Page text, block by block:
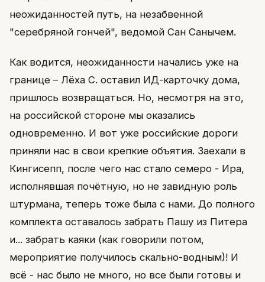
неожиданностей путь, на незабвенной
"серебряной гончей", ведомой Сан Санычем.
Как водится, неожиданности начались уже на
границе – Лёха С. оставил ИД-карточку дома,
пришлось возвращаться. Но, несмотря на это,
на российской стороне мы оказались
одновременно. И вот уже российские дороги
приняли нас в свои крепкие объятия. Заехали в
Кингисепп, после чего нас стало семеро - Ира,
исполнявшая почётную, но не завидную роль
штурмана, теперь тоже была с нами. До полного
комплекта оставалось забрать Пашу из Питера
и... забрать каяки (как говорили потом,
мероприятие получилось скально-водным)! И
всё - нас было не много, но все были готовы и